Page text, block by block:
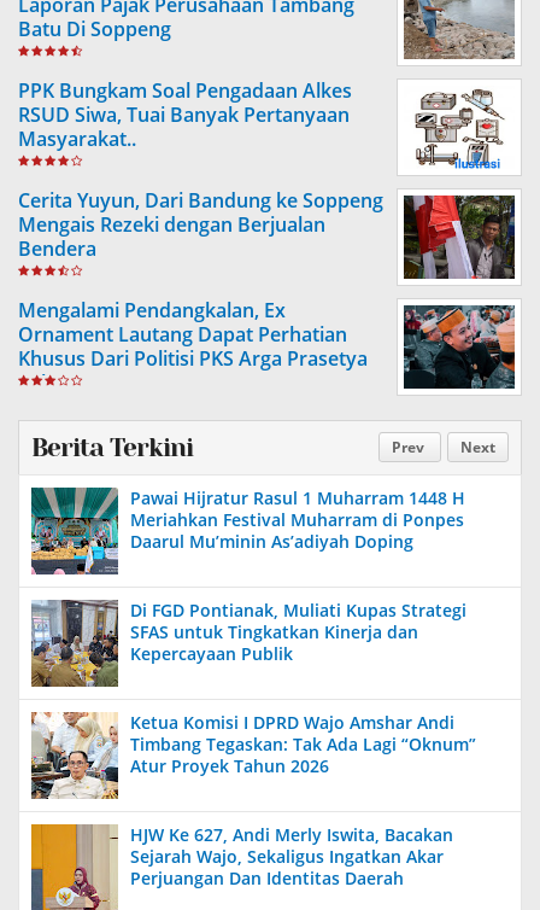
Batu Di Soppeng
PPK Bungkam Soal Pengadaan Alkes
RSUD Siwa, Tuai Banyak Pertanyaan
Masyarakat..
Cerita Yuyun, Dari Bandung ke Soppeng
Mengais Rezeki dengan Berjualan
Bendera
Mengalami Pendangkalan, Ex
Ornament Lautang Dapat Perhatian
Khusus Dari Politisi PKS Arga Prasetya
Ashar
Prev Next
Berita Terkini
Pawai Hijratur Rasul 1 Muharram 1448 H
Meriahkan Festival Muharram di Ponpes
Daarul Mu’minin As’adiyah Doping
Di FGD Pontianak, Muliati Kupas Strategi
SFAS untuk Tingkatkan Kinerja dan
Kepercayaan Publik
Ketua Komisi I DPRD Wajo Amshar Andi
Timbang Tegaskan: Tak Ada Lagi “Oknum”
Atur Proyek Tahun 2026
HJW Ke 627, Andi Merly Iswita, Bacakan
Sejarah Wajo, Sekaligus Ingatkan Akar
Perjuangan Dan Identitas Daerah